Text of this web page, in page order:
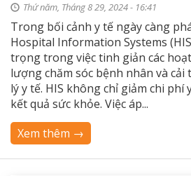
Thứ năm, Tháng 8 29, 2024 - 16:41
Trong bối cảnh y tế ngày càng
Hospital Information Systems
trọng trong việc tinh giản các
lượng chăm sóc bệnh nhân và
lý y tế. HIS không chỉ giảm chi phí
kết quả sức khỏe. Việc áp...
Xem thêm →